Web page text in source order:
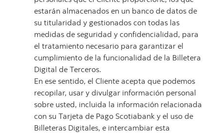
estarán almacenados en un banco de datos de
su titularidad y gestionados con todas las
medidas de seguridad y confidencialidad, para
el tratamiento necesario para garantizar el
cumplimiento de la funcionalidad de la Billetera
Digital de Terceros.
En ese sentido, el Cliente acepta que podemos
recopilar, usar y divulgar información personal
sobre usted, incluida la información relacionada
con su Tarjeta de Pago Scotiabank y el uso de
Billeteras Digitales, e intercambiar esta